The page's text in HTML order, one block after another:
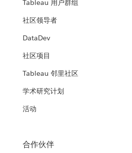
Tableau 用户群组
社区领导者
DataDev
社区项目
Tableau 邻里社区
学术研究计划
活动
合作伙伴